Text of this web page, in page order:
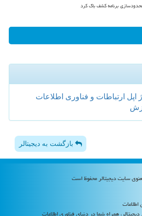
برنامه کشف باگ کرد
اپل ارتباطات و فناوری اطلاعات
بازگشت به دیجیتالر
همراه شما در دنیای فناوری اطلاعات